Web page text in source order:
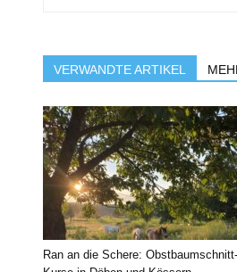
VERWANDTE ARTIKEL
Ran an die Schere: Obstbaumschnitt-